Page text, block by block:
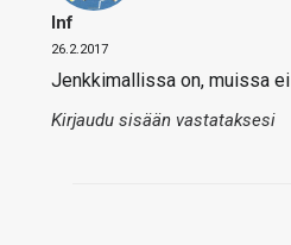
Inf
26.2.2017
Jenkkimallissa on, muissa ei
Kirjaudu sisään vastataksesi